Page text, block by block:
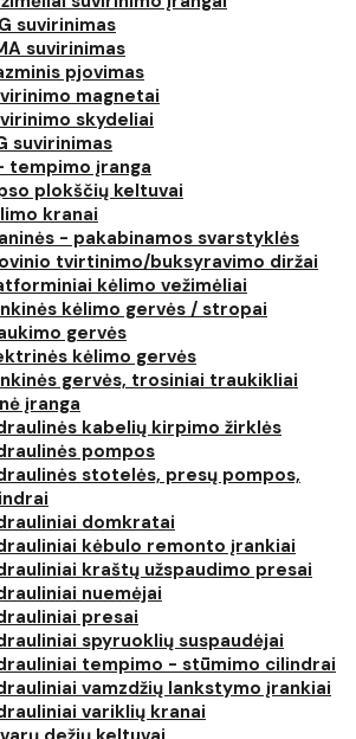
suvirinimas
suvirinimas
pjovimas
magnetai
skydeliai
suvirinimas
tempimo įranga
plokščių keltuvai
kranai
- pakabinamos svarstyklės
tvirtinimo/buksyravimo diržai
kėlimo vežimėliai
kėlimo gervės / stropai
gervės
kėlimo gervės
gervės, trosiniai traukikliai
įranga
kabelių kirpimo žirklės
pompos
stotelės, presų pompos,
domkratai
kėbulo remonto įrankiai
kraštų užspaudimo presai
nuemėjai
presai
spyruoklių suspaudėjai
tempimo - stūmimo cilindrai
vamzdžių lankstymo įrankiai
variklių kranai